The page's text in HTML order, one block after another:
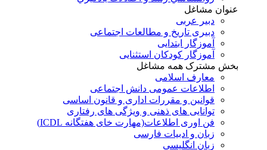
عنوان مشاغل
دبير عربی
دبیری تاریخ و مطالعات اجتماعی
آموزگار ابتدایی
آموزگار کودکان استثنایی
بخش مشترک همه مشاغل
معارف اسلامی
اطلاعات عمومی دانش اجتماعی
قوانین و مقررات اداری و قانون اساسی
توانایی های ذهنی و ویژگی های رفتاری
فن اوری اطلاعات(مهارت خای هفتگانه ICDL)
زبان و ادبیات فارسی
زبان انگلیسی